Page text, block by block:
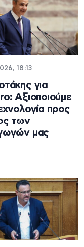
18:13
για
Αξιοποιούμε
προς
των
μας